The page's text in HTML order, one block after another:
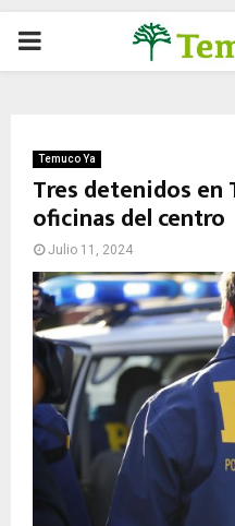
P
M
A
R
Y
M
Temuco Ya
Tres detenidos en
oficinas del centro
Julio 11, 2024